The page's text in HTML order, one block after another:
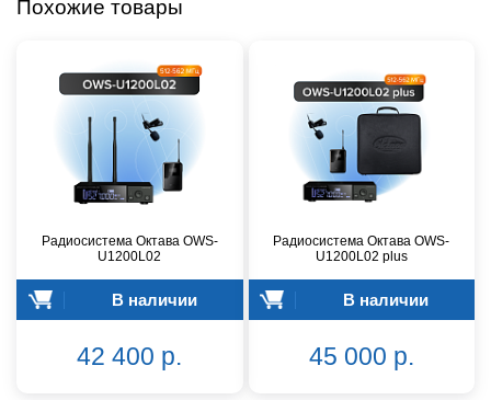
Похожие товары
Радиосистема Октава OWS-
U1200L02
В наличии
42 400 р.
Радиосистема Октава OWS-
U1200L02 plus
В наличии
45 000 р.